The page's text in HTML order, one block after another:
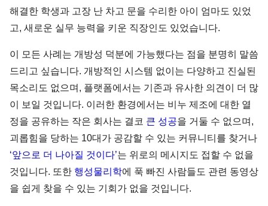
해결한 학생과 고장 난 차고 문을 수리한 아이 엄마도 있었
고, 새로운 실무 능력을 키운 직장인도 있었습니다.
이 모든 사례는 개방성 덕분에 가능했다는 점을 분명히 말씀
드리고 싶습니다. 개방적인 시스템 없이는 다양하고 진실된
목소리도 없으며, 플랫폼에서는 기존과 유사한 의견이 더 많
이 보일 것입니다. 이러한 환경에서는 비누 제조에 대한 열
정을 공유하는 작은 회사는 결코 큰 성공을 거둘 수 없으며,
괴롭힘을 당하는 10대가 공감할 수 있는 커뮤니티를 찾거나
‘앞으로 더 나아질 것이다’는 위로의 메시지도 접할 수 없을
것입니다. 또한 행성물리학에 푹 빠진 사람들도 관련 동영상
을 쉽게 찾을 수 있는 기회가 없을 것입니다.